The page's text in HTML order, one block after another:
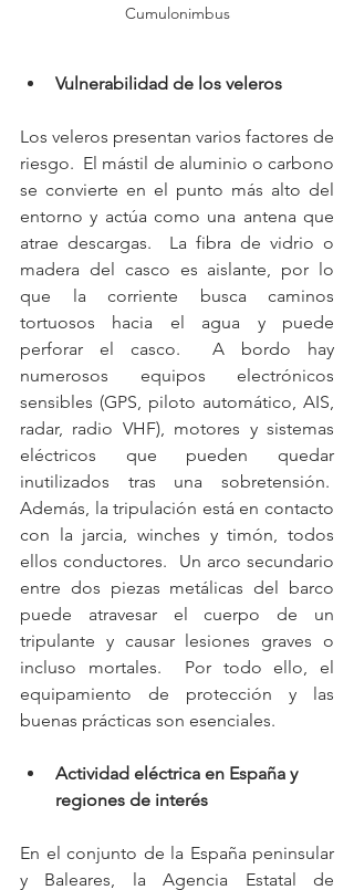
Cumulonimbus
Vulnerabilidad de los veleros
Los veleros presentan varios factores de
riesgo.  El mástil de aluminio o carbono
se convierte en el punto más alto del
entorno y actúa como una antena que
atrae descargas.  La fibra de vidrio o
madera del casco es aislante, por lo
que la corriente busca caminos
tortuosos hacia el agua y puede
perforar el casco.  A bordo hay
numerosos equipos electrónicos
sensibles (GPS, piloto automático, AIS,
radar, radio VHF), motores y sistemas
eléctricos que pueden quedar
inutilizados tras una sobretensión.
Además, la tripulación está en contacto
con la jarcia, winches y timón, todos
ellos conductores.  Un arco secundario
entre dos piezas metálicas del barco
puede atravesar el cuerpo de un
tripulante y causar lesiones graves o
incluso mortales.  Por todo ello, el
equipamiento de protección y las
buenas prácticas son esenciales.
Actividad eléctrica en España y
regiones de interés
En el conjunto de la España peninsular
y Baleares, la Agencia Estatal de